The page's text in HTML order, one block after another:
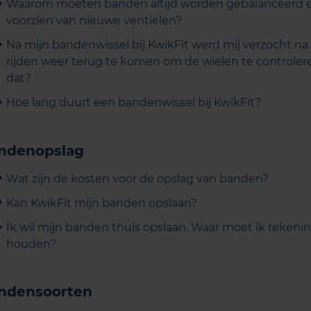
Waarom moeten banden altijd worden gebalanceerd
voorzien van nieuwe ventielen?
Na mijn bandenwissel bij KwikFit werd mij verzocht
rijden weer terug te komen om de wielen te
dat?
Hoe lang duurt een bandenwissel bij KwikFit?
Wat zijn de kosten voor de opslag van banden?
Kan KwikFit mijn banden opslaan?
Ik wil mijn banden thuis opslaan. Waar moet ik
houden?